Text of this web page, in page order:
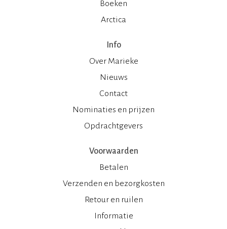
Boeken
Arctica
Info
Over Marieke
Nieuws
Contact
Nominaties en prijzen
Opdrachtgevers
Voorwaarden
Betalen
Verzenden en bezorgkosten
Retour en ruilen
Informatie